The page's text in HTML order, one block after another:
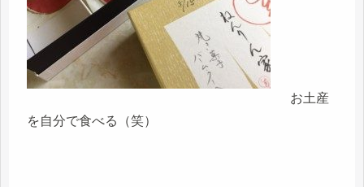
お土産
を自分で食べる（笑）